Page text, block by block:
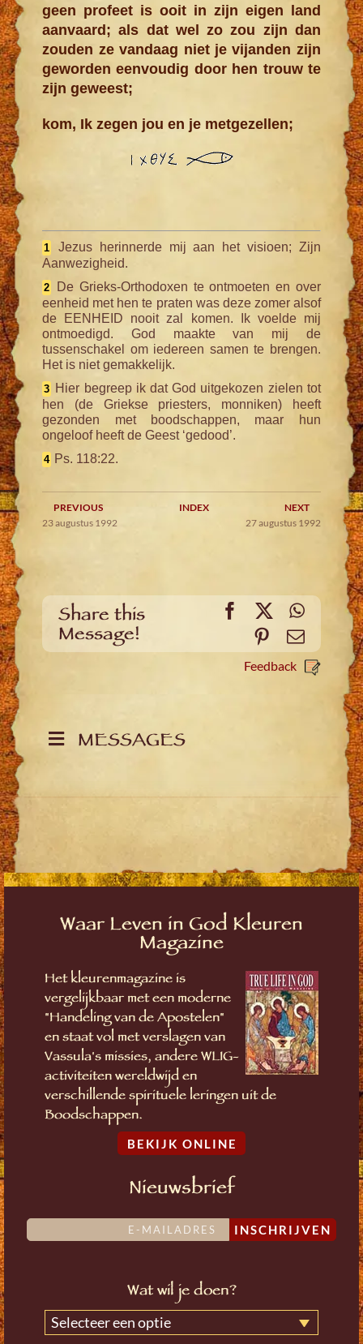
geen profeet is ooit in zijn eigen land
aanvaard; als dat wel zo zou zijn dan
zouden ze vandaag niet je vijanden zijn
geworden eenvoudig door hen trouw te
zijn geweest;
kom, Ik zegen jou en je metgezellen;
1
Jezus herinnerde mij aan het visioen; Zijn
Aanwezig­heid.
2
De Grieks-Orthodoxen te ontmoeten en over
eenheid met hen te praten was deze zomer alsof
de EENHEID nooit zal komen. Ik voelde mij
ontmoedigd. God maakte van mij de
tussenschakel om iedereen samen te brengen.
Het is niet gemakkelijk.
3 Hier begreep ik dat God uitgekozen zielen tot
hen (de Griekse priesters, monniken) heeft
gezonden met boodschappen, maar hun
ongeloof heeft de Geest ‘gedood’.
4 Ps. 118:22.
PREVIOUS INDEX
NEXT
23 augustus 1992
27 augustus 1992
Share this
Message!
Facebook
X
Pinterest
Email
Feedback
MESSAGES
Waar Leven in God Kleuren
Magazine
Het kleurenmagazine is
vergelijkbaar met een moderne
"Handeling van de Apostelen"
en staat vol met verslagen van
Vassula's missies, andere WLIG-
activiteiten wereldwijd en
verschillende spirituele leringen uit de
Boodschappen.
BEKIJK ONLINE
Nieuwsbrief
INSCHRIJVEN
Wat wil je doen?
Selecteer een optie